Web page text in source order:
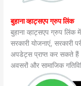
बुहाना व्हाट्सएप ग्रुप लिंक
बुहाना व्हाट्सएप ग्रुप लिंक
सरकारी योजनाएं, सरकारी
अपडेट्स प्राप्त कर सकते
अवसरों और सामाजिक